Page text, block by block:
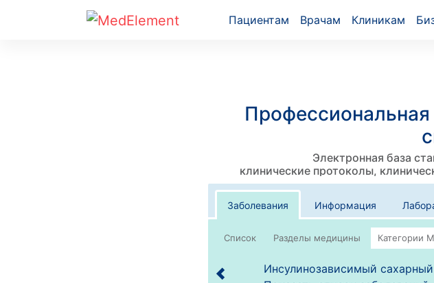
Пациентам Врачам Клиникам
Электронная база
клинические протоколы,
Заболевания Информация
Список
Инсулинозависимый